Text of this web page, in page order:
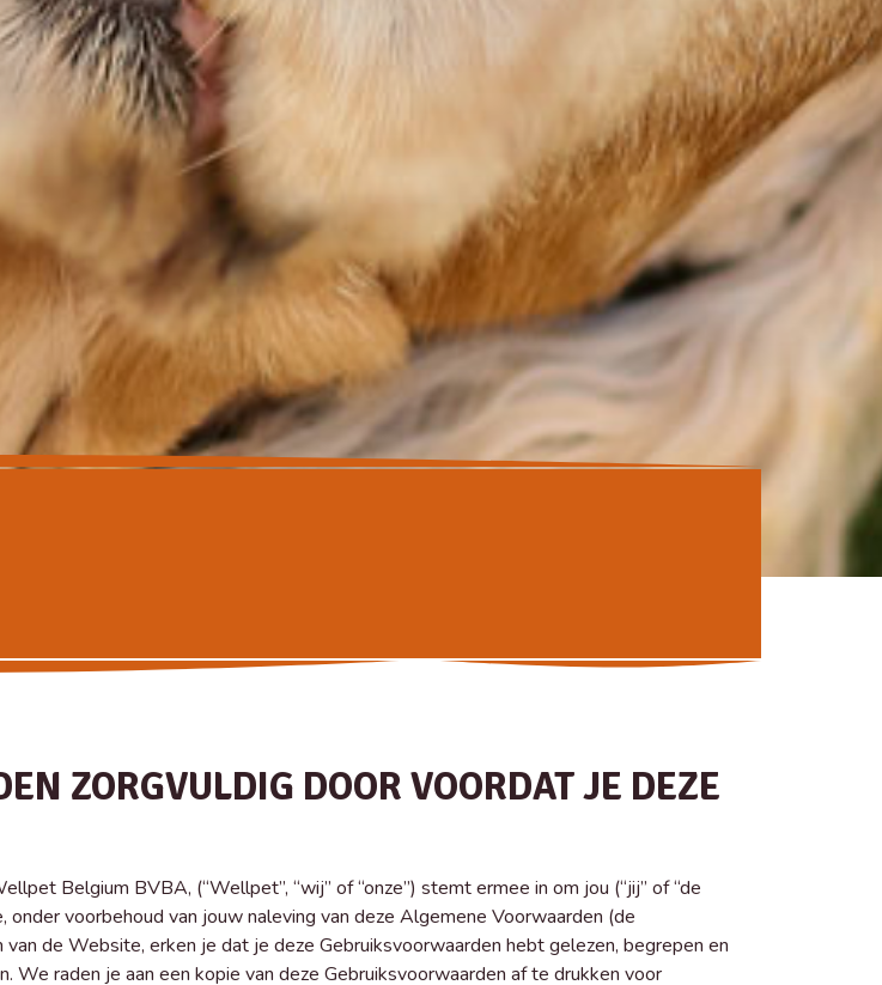
ZORGVULDIG DOOR VOORDAT JE DEZE
Belgium BVBA, (“Wellpet”, “wij” of “onze”) stemt ermee in om jou (“jij” of “de
voorbehoud van jouw naleving van deze Algemene Voorwaarden (de
de Website, erken je dat je deze Gebruiksvoorwaarden hebt gelezen, begrepen en
raden je aan een kopie van deze Gebruiksvoorwaarden af te drukken voor